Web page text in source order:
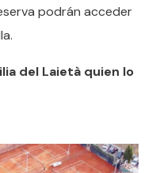
podrán acceder
del Laietà quien lo